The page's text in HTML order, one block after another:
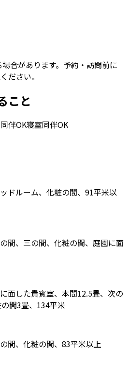
合があります。予約・訪問前に
ださい。
こと
伴OK寝室同伴OK
ドルーム、化粧の間、91平米以
間、三の間、化粧の間、庭園に面
面した貴賓室、本間12.5畳、次の
間3畳、134平米
間、化粧の間、83平米以上